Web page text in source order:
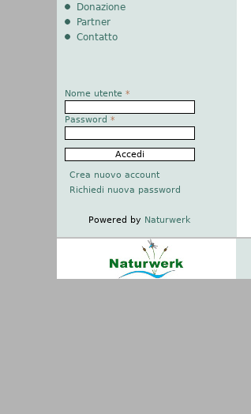
Donazione
Partner
Contatto
Nome utente *
Password *
Crea nuovo account
Richiedi nuova password
Powered by Naturwerk